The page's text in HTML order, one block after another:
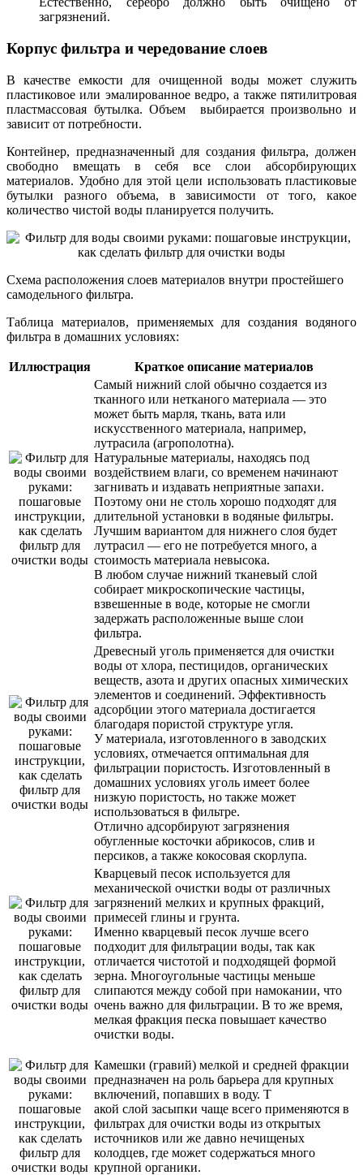
загрязнений.
Корпус фильтра и чередование слоев
В качестве емкости для очищенной воды может служить
пластиковое или эмалированное ведро, а также пятилитровая
пластмассовая бутылка. Объем выбирается произвольно и
зависит от потребности.
Контейнер, предназначенный для создания фильтра, должен
свободно вмещать в себя все слои абсорбирующих
материалов. Удобно для этой цели использовать пластиковые
бутылки разного объема, в зависимости от того, какое
количество чистой воды планируется получить.
Схема расположения слоев материалов внутри простейшего
самодельного фильтра.
Таблица материалов, применяемых для создания водяного
фильтра в домашних условиях:
Иллюстрация
Краткое описание материалов
Самый нижний слой обычно создается из
тканного или нетканого материала — это
может быть марля, ткань, вата или
искусственного материала, например,
лутрасила (агрополотна).
Натуральные материалы, находясь под
воздействием влаги, со временем начинают
загнивать и издавать неприятные запахи.
Поэтому они не столь хорошо подходят для
длительной установки в водяные фильтры.
Лучшим вариантом для нижнего слоя будет
лутрасил — его не потребуется много, а
стоимость материала невысока.
В любом случае нижний тканевый слой
собирает микроскопические частицы,
взвешенные в воде, которые не смогли
задержать расположенные выше слои
фильтра.
Древесный уголь применяется для очистки
воды от хлора, пестицидов, органических
веществ, азота и других опасных химических
элементов и соединений. Эффективность
адсорбции этого материала достигается
благодаря пористой структуре угля.
У материала, изготовленного в заводских
условиях, отмечается оптимальная для
фильтрации пористость. Изготовленный в
домашних условиях уголь имеет более
низкую пористость, но также может
использоваться в фильтре.
Отлично адсорбируют загрязнения
обугленные косточки абрикосов, слив и
персиков, а также кокосовая скорлупа.
Кварцевый песок используется для
механической очистки воды от различных
загрязнений мелких и крупных фракций,
примесей глины и грунта.
Именно кварцевый песок лучше всего
подходит для фильтрации воды, так как
отличается чистотой и подходящей формой
зерна. Многоугольные частицы меньше
слипаются между собой при намокании, что
очень важно для фильтрации. В то же время,
мелкая фракция песка повышает качество
очистки воды.
Камешки (гравий) мелкой и средней фракции
предназначен на роль барьера для крупных
включений, попавших в воду. Т
акой слой засыпки чаще всего применяются в
фильтрах для очистки воды из открытых
источников или же давно нечищеных
колодцев, где может содержаться много
крупной органики.